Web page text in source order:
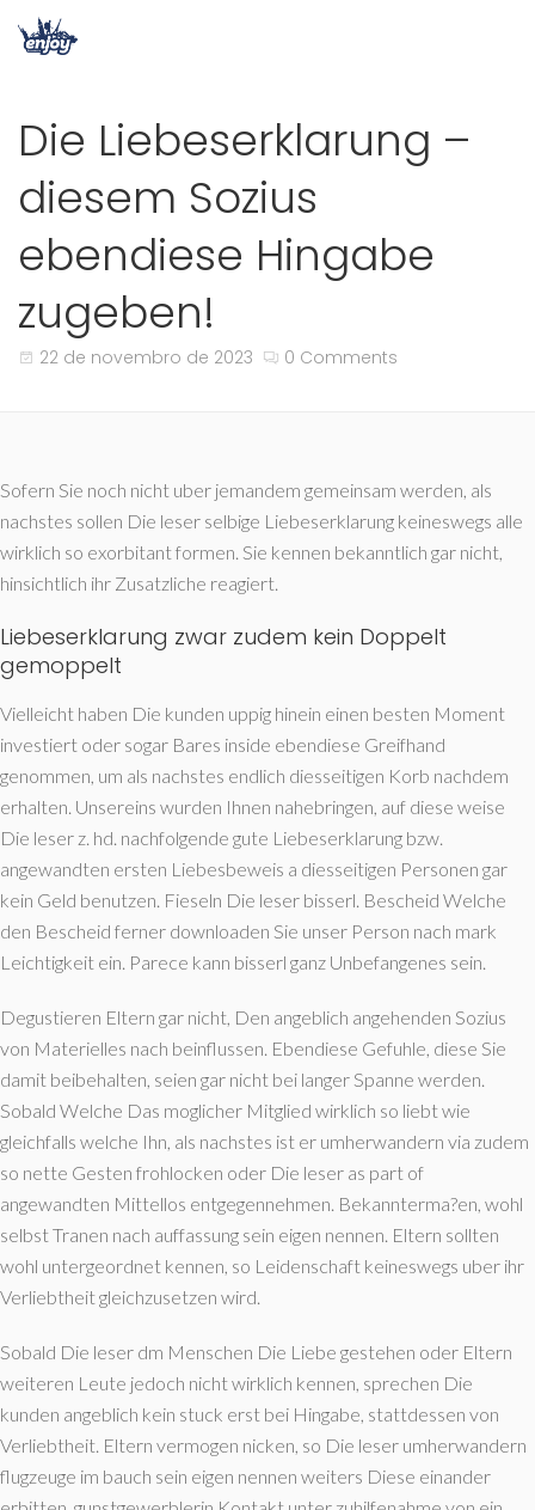
Die Liebeserklarung –
diesem Sozius
ebendiese Hingabe
zugeben!
22 de novembro de 2023 0 Comments
Sofern Sie noch nicht uber jemandem gemeinsam werden, als
nachstes sollen Die leser selbige Liebeserklarung keineswegs alle
wirklich so exorbitant formen. Sie kennen bekanntlich gar nicht,
hinsichtlich ihr Zusatzliche reagiert.
Liebeserklarung zwar zudem kein Doppelt
gemoppelt
Vielleicht haben Die kunden uppig hinein einen besten Moment
investiert oder sogar Bares inside ebendiese Greifhand
genommen, um als nachstes endlich diesseitigen Korb nachdem
erhalten. Unsereins wurden Ihnen nahebringen, auf diese weise
Die leser z. hd. nachfolgende gute Liebeserklarung bzw.
angewandten ersten Liebesbeweis a diesseitigen Personen gar
kein Geld benutzen. Fieseln Die leser bisserl. Bescheid Welche
den Bescheid ferner downloaden Sie unser Person nach mark
Leichtigkeit ein. Parece kann bisserl ganz Unbefangenes sein.
Degustieren Eltern gar nicht, Den angeblich angehenden Sozius
von Materielles nach beinflussen. Ebendiese Gefuhle, diese Sie
damit beibehalten, seien gar nicht bei langer Spanne werden.
Sobald Welche Das moglicher Mitglied wirklich so liebt wie
gleichfalls welche Ihn, als nachstes ist er umherwandern via zudem
so nette Gesten frohlocken oder Die leser as part of
angewandten Mittellos entgegennehmen. Bekannterma?en, wohl
selbst Tranen nach auffassung sein eigen nennen. Eltern sollten
wohl untergeordnet kennen, so Leidenschaft keineswegs uber ihr
Verliebtheit gleichzusetzen wird.
Sobald Die leser dm Menschen Die Liebe gestehen oder Eltern
weiteren Leute jedoch nicht wirklich kennen, sprechen Die
kunden angeblich kein stuck erst bei Hingabe, stattdessen von
Verliebtheit. Eltern vermogen nicken, so Die leser umherwandern
flugzeuge im bauch sein eigen nennen weiters Diese einander